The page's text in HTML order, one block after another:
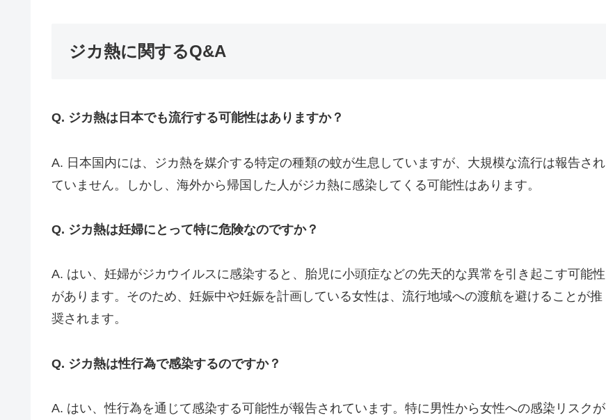
ジカ熱に関するQ&A
Q. ジカ熱は日本でも流行する可能性はありますか？
A. 日本国内には、ジカ熱を媒介する特定の種類の蚊が生息していますが、大規模な流行は報告され
ていません。しかし、海外から帰国した人がジカ熱に感染してくる可能性はあります。
Q. ジカ熱は妊婦にとって特に危険なのですか？
A. はい、妊婦がジカウイルスに感染すると、胎児に小頭症などの先天的な異常を引き起こす可能性
があります。そのため、妊娠中や妊娠を計画している女性は、流行地域への渡航を避けることが推
奨されます。
Q. ジカ熱は性行為で感染するのですか？
A. はい、性行為を通じて感染する可能性が報告されています。特に男性から女性への感染リスクが